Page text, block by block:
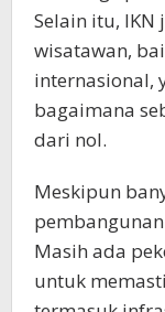
Selain itu,
wisatawan,
internasional,
bagaimana
dari nol.
Meskipun
Masih ada
untuk